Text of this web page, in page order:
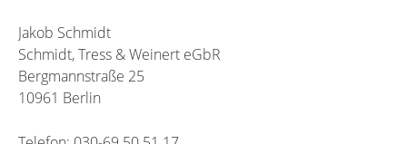
Jakob Schmidt
Schmidt, Tress & Weinert eGbR
Bergmannstraße 25
10961 Berlin